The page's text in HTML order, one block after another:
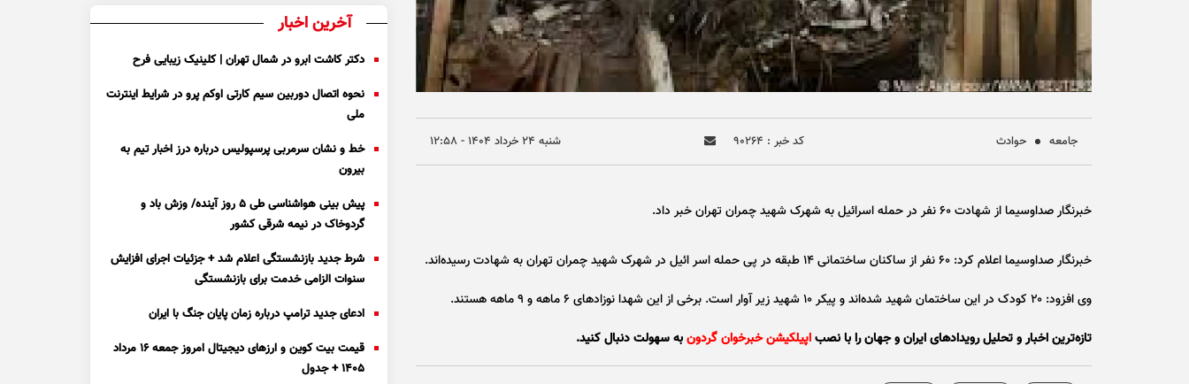
جامعه حوادث کد خبر : ۹۰۲۶۴ شنبه ۲۴ خرداد ۱۴۰۴ - ۱۲:۵۸
خبرنگار صداوسیما از شهادت ۶۰ نفر در حمله اسرائیل به شهرک شهید چمران تهران خبر داد.
خبرنگار صداوسیما اعلام کرد: ۶۰ نفر از ساکنان ساختمانی ۱۴ طبقه در پی حمله اسر ائیل در شهرک شهید چمران تهران به شهادت رسیده‌اند.
وی افزود: ۲۰ کودک در این ساختمان شهید شده‌اند و پیکر ۱۰ شهید زیر آوار است. برخی از این شهدا نوزاد‌های ۶ ماهه و ۹ ماهه هستند.
تازه‌ترین اخبار و تحلیل‌ رویدادهای ایران و جهان را با نصباپیلکیشن خبرخوان گردونبه سهولت دنبال کنید.
آخرین اخبار
دکتر کاشت ابرو در شمال تهران | کلینیک زیبایی فرح
نحوه اتصال دوربین سیم کارتی اوکم پرو در شرایط اینترنت
ملی
خط و نشان سرمربی پرسپولیس درباره درز اخبار تیم به
بیرون
پیش بینی هواشناسی طی ۵ روز آینده/ وزش باد و
گردوخاک در نیمه شرقی کشور
شرط جدید بازنشستگی اعلام شد + جزئیات اجرای افزایش
سنوات الزامی خدمت برای بازنشستگی
ادعای جدید ترامپ درباره زمان پایان جنگ با ایران
قیمت بیت کوین و ارز‌های دیجیتال امروز جمعه ۱۶ مرداد
۱۴۰۵ + جدول